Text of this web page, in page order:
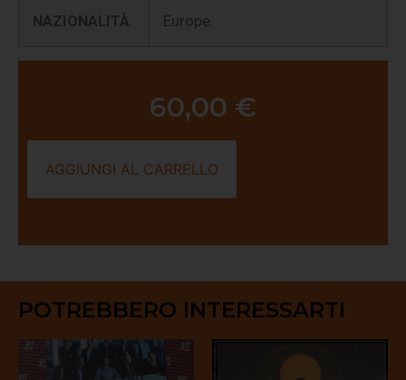
NAZIONALITÀ Europe
60,00 €
AGGIUNGI AL CARRELLO
POTREBBERO INTERESSARTI